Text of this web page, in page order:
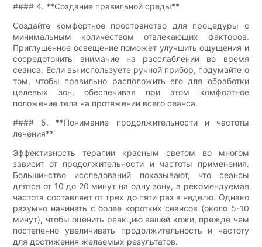
#### 4. **Создание правильной среды**
Создайте комфортное пространство для процедуры с
минимальным количеством отвлекающих факторов.
Приглушенное освещение поможет улучшить ощущения и
сосредоточить внимание на расслаблении во время
сеанса. Если вы используете ручной прибор, подумайте о
том, чтобы правильно расположить его для обработки
целевых зон, обеспечивая при этом комфортное
положение тела на протяжении всего сеанса.
#### 5. **Понимание продолжительности и частоты
лечения**
Эффективность терапии красным светом во многом
зависит от продолжительности и частоты применения.
Большинство исследований показывают, что сеансы
длятся от 10 до 20 минут на одну зону, а рекомендуемая
частота составляет от трех до пяти раз в неделю. Однако
разумно начинать с более коротких сеансов (около 5-10
минут), чтобы оценить реакцию вашей кожи, прежде чем
постепенно увеличивать продолжительность и частоту
для достижения желаемых результатов.